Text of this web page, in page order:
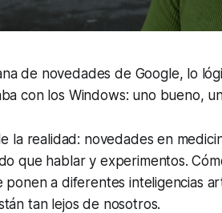
de novedades de Google, lo
con los Windows: uno bueno,
la realidad: novedades en
que hablar y experimentos.
ponen a diferentes inteligencias
tan lejos de nosotros.